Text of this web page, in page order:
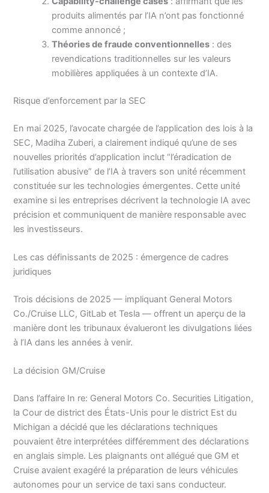
produits alimentés par l’IA n’ont pas fonctionné
comme annoncé ;
Théories de fraude conventionnelles : des
revendications traditionnelles sur les valeurs
mobilières appliquées à un contexte d’IA.
Risque d’enforcement par la SEC
En mai 2025, l’avocate chargée de l’application des lois à la
SEC, Madiha Zuberi, a clairement indiqué qu’une de ses
nouvelles priorités d’application inclut “l’éradication de
l’utilisation abusive” de l’IA à travers son unité récemment
constituée sur les technologies émergentes. Cette unité
examine si les entreprises décrivent la technologie IA avec
précision et communiquent de manière responsable avec
les investisseurs.
Les cas définissants de 2025 : émergence de cadres
juridiques
Trois décisions de 2025 — impliquant General Motors
Co./Cruise LLC, GitLab et Tesla — offrent un aperçu de la
manière dont les tribunaux évalueront les divulgations liées
à l’IA dans les années à venir.
La décision GM/Cruise
Dans l’affaire In re: General Motors Co. Securities Litigation,
la Cour de district des États-Unis pour le district Est du
Michigan a décidé que les déclarations techniques
pouvaient être interprétées différemment des déclarations
en anglais simple. Les plaignants ont allégué que GM et
Cruise avaient exagéré la préparation de leurs véhicules
autonomes pour un service de taxi sans conducteur.